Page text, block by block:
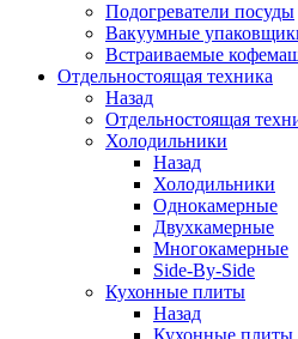
Подогреватели посуды
Вакуумные
Встраиваемые
Отдельностоящая техника
Назад
Отдельностоящая
Холодильники
Назад
Холодильники
Однокамерные
Двухкамерные
Многокамерные
Side-By-Side
Кухонные плиты
Назад
Кухонные плиты